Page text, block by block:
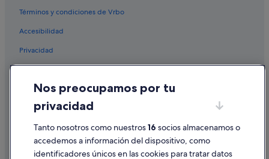
Términos y condiciones de Vrbo
Accesibilidad
Privacidad
Condiciones de uso
Información legal/contacto
Pautas sobre el contenido y cómo denunciar contenido
Ayuda
Nos preocupamos por tu
privacidad
Tanto nosotros como nuestros16 socios almacenamos o
accedemos a información del dispositivo, como
identificadores únicos en las cookies para tratar datos